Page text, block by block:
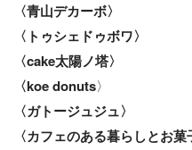
〈青山デカーボ〉
〈トゥシェドゥボワ〉
〈cake太陽ノ塔〉
〈koe donuts〉
〈ガトージュジュ〉
〈カフェのある暮らしとお菓